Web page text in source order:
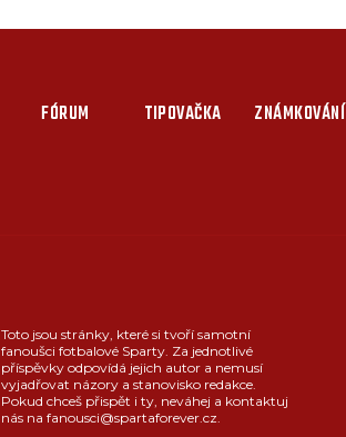
FÓRUM TIPOVAČKA ZNÁMKOVÁNÍ
Toto jsou stránky, které si tvoří samotní
fanoušci fotbalové Sparty. Za jednotlivé
příspěvky odpovídá jejich autor a nemusí
vyjadřovat názory a stanovisko redakce.
Pokud chceš přispět i ty, neváhej a kontaktuj
nás na fanousci@spartaforever.cz.